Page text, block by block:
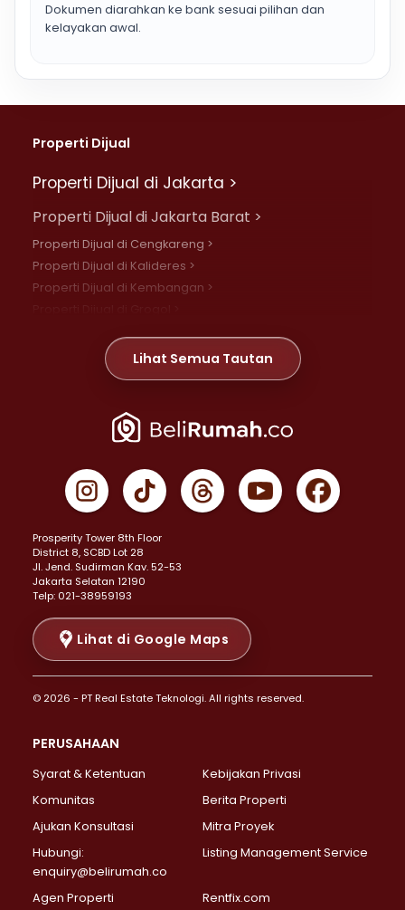
Dokumen diarahkan ke bank sesuai pilihan dan
kelayakan awal.
Properti Dijual
Properti Dijual di Jakarta >
Properti Dijual di Jakarta Barat >
Properti Dijual di Cengkareng >
Properti Dijual di Kalideres >
Properti Dijual di Kembangan >
Properti Dijual di Meruya >
Properti Dijual di Jelambar >
Properti Dijual di Jakarta Pusat >
Properti Dijual di Gambir >
Properti Dijual di Johar Baru >
Properti Dijual di Menteng >
Properti Dijual di Senen >
Properti Dijual di Tanah Abang >
Properti Dijual di Cikini >
Properti Dijual di Kramat >
Properti Dijual di Pasar Baru >
Properti Dijual di Bendungan Hilir >
Properti Dijual di Jakarta Selatan >
Properti Dijual di Lebak Bulus >
Properti Dijual di Gandaria Selatan >
Properti Dijual di Pondok Labu >
Properti Dijual di Lenteng Agung >
Properti Dijual di Senayan >
Properti Dijual di Pondok Pinang >
Lihat Semua Tautan
Prosperity Tower 8th Floor
District 8, SCBD Lot 28
JI. Jend. Sudirman Kav. 52-53
Jakarta Selatan 12190
Telp: 021-38959193
Lihat di Google Maps
© 2026 - PT Real Estate Teknologi. All rights reserved.
PERUSAHAAN
Syarat & Ketentuan
Kebijakan Privasi
Komunitas
Berita Properti
Ajukan Konsultasi
Mitra Proyek
Hubungi:
enquiry@belirumah.co
Listing Management Service
Agen Properti Rentfix.com